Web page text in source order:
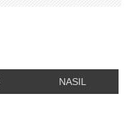
NASIL